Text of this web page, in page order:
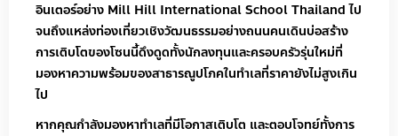
อินเตอร์อย่าง Mill Hill International School Thailandไป
จนถึงแหล่งท่องเที่ยวเชิงวัฒนธรรมอย่างถนนคนเดินบ่อสร้าง
การเติบโตของโซนนี้ดึงดูดทั้งนักลงทุนและครอบครัวรุ่นใหม่ที่
มองหาความพร้อมของสาธารณูปโภคในทำเลที่ราคายังไม่สูงเกิน
ไป
หากคุณกำลังมองหาทำเลที่มีโอกาสเติบโต และตอบโจทย์ทั้งการ